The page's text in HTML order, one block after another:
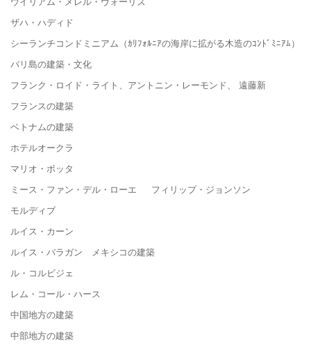
ザハ・ハディド
シーランチコンドミニアム（ｶﾘﾌｫﾙﾆｱの海岸に拡がる木造のｺﾝﾄﾞﾐﾆｱﾑ）
バリ島の建築・文化
フランク・ロイド・ライト、アントニン・レーモンド、 遠藤新
フランスの建築
ベトナムの建築
ホテルオークラ
マリオ・ボッタ
ミース・ファン・デル・ローエ フィリップ・ジョンソン
モルディブ
ルイス・カーン
ルイス・バラガン メキシコの建築
ル・コルビジェ
レム・コール・ハース
中国地方の建築
中部地方の建築